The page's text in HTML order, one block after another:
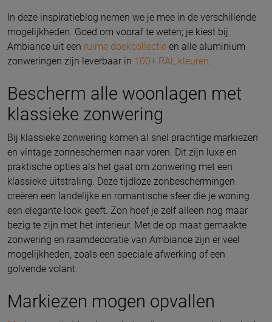
In deze inspiratieblog nemen we je mee in de verschillende
mogelijkheden. Goed om vooraf te weten; je kiest bij
Ambiance uit een ruime doekcollectie en alle aluminium
zonweringen zijn leverbaar in 100+ RAL kleuren
Bescherm alle woonlagen met
klassieke zonwering
Bij klassieke zonwering komen al snel prachtige markiezen
en vintage zonneschermen naar voren. Dit zijn luxe en
praktische opties als het gaat om zonwering met een
klassieke uitstraling. Deze tijdloze zonbeschermingen
creëren een landelijke en romantische sfeer die je woning
een elegante look geeft. Zon hoef je zelf alleen nog maar
bezig te zijn met het interieur. Met de op maat gemaakte
zonwering en raamdecoratie van Ambiance zijn er veel
mogelijkheden, zoals een speciale afwerking of een
golvende volant.
Markiezen mogen opvallen